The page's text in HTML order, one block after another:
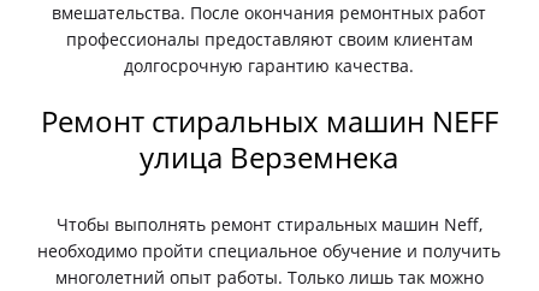
вмешательства. После окончания ремонтных работ
профессионалы предоставляют своим клиентам
долгосрочную гарантию качества.
Ремонт стиральных машин NEFF
улица Верземнека
Чтобы выполнять ремонт стиральных машин Neff,
необходимо пройти специальное обучение и получить
многолетний опыт работы. Только лишь так можно